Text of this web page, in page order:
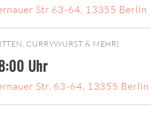
Str 63-64, 13355 Berlin
CURRYWURST & MEHR)
Uhr
Str. 63-64, 13355 Berlin